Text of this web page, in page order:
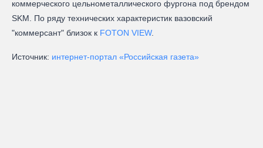
коммерческого цельнометаллического фургона под брендом
SKM. По ряду технических характеристик вазовский
"коммерсант" близок к FOTON VIEW.
Источник: интернет-портал «Российская газета»